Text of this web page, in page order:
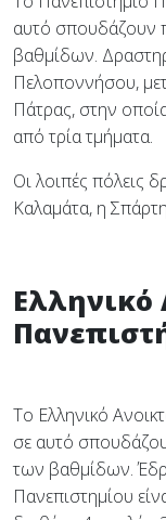
αυτό σπουδάζουν
βαθμίδων.
Πελοποννήσου,
Πάτρας, στην
από τρία τμήματα.
Οι λοιπές πόλεις
Καλαμάτα, η
Ελληνικό
Το Ελληνικό
σε αυτό
των βαθμίδων.
Πανεπιστημίου